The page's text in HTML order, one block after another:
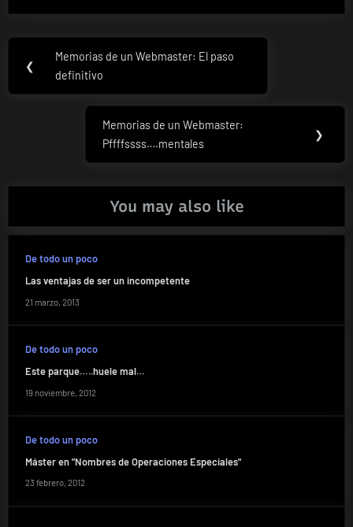
Navegación
de
entradas
❮
Previous
Post:
Memorias de un Webmaster: El paso
definitivo
Next
Post:
Memorias de un Webmaster:
Pffffssss….mentales
❯
You may also like
De todo un poco
Las ventajas de ser un incompetente
21 marzo, 2013
De todo un poco
Este parque…..huele mal…
19 noviembre, 2012
De todo un poco
Máster en "Nombres de Operaciones Especiales"
23 febrero, 2012